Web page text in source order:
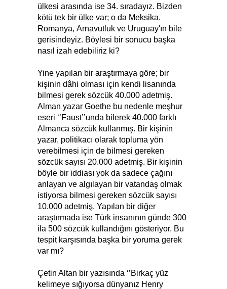
ülkesi arasında ise 34. sıradayız. Bizden
kötü tek bir ülke var; o da Meksika.
Romanya, Arnavutluk ve Uruguay'ın bile
gerisindeyiz. Böylesi bir sonucu başka
nasıl izah edebiliriz ki?
Yine yapılan bir araştırmaya göre; bir
kişinin dâhi olması için kendi lisanında
bilmesi gerek sözcük 40.000 adetmiş.
Alman yazar Goethe bu nedenle meşhur
eseri ‘’Faust’’unda bilerek 40.000 farklı
Almanca sözcük kullanmış. Bir kişinin
yazar, politikacı olarak topluma yön
verebilmesi için de bilmesi gereken
sözcük sayısı 20.000 adetmiş. Bir kişinin
böyle bir iddiası yok da sadece çağını
anlayan ve algılayan bir vatandaş olmak
istiyorsa bilmesi gereken sözcük sayısı
10.000 adetmiş. Yapılan bir diğer
araştırmada ise Türk insanının günde 300
ila 500 sözcük kullandığını gösteriyor. Bu
tespit karşısında başka bir yoruma gerek
var mı?
Çetin Altan bir yazısında ‘’Birkaç yüz
kelimeye sığıyorsa dünyanız Henry